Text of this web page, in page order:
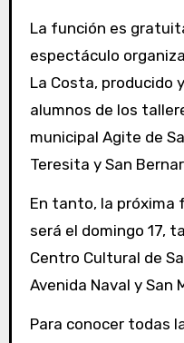
La función es
espectáculo
La Costa, producido
alumnos de los
municipal Agite de
Teresita y San
En tanto, la próxima
será el domingo 17,
Centro Cultural de
Avenida Naval y San
Para conocer todas